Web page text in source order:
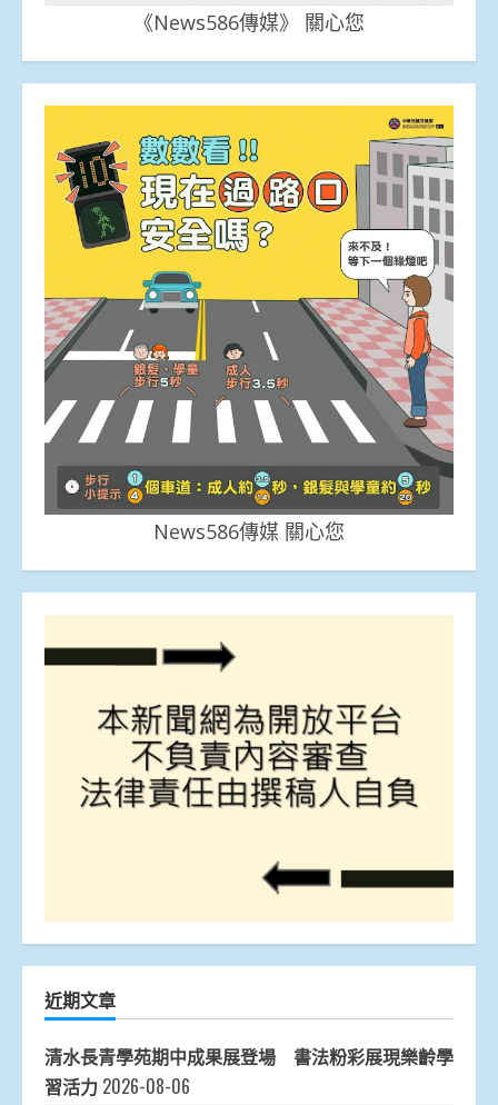
《News586傳媒》 關心您
News586傳媒 關心您
近期文章
清水長青學苑期中成果展登場 書法粉彩展現樂齡學
習活力 2026-08-06